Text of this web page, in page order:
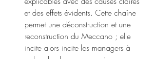
et des effets évidents. Cette chaîne
permet une déconstruction et une
reconstruction du Meccano ; elle
incite alors incite les managers à